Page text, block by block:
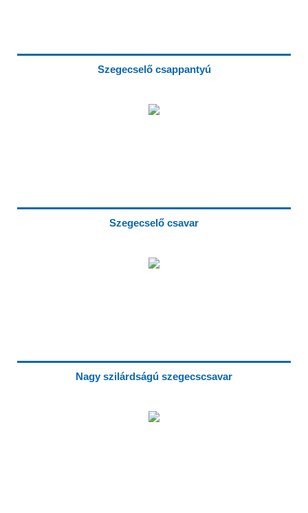
Szegecselő csappantyú
Szegecselő csavar
Nagy szilárdságú szegecscsavar